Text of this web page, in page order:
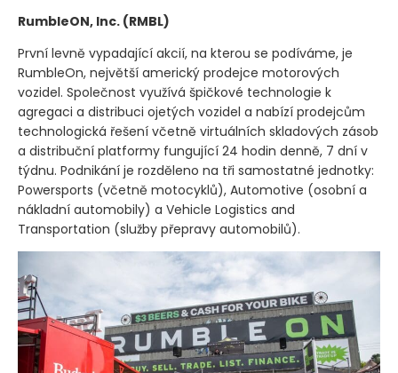
RumbleON, Inc. (RMBL)
První levně vypadající akcií, na kterou se podíváme, je
RumbleOn, největší americký prodejce motorových
vozidel. Společnost využívá špičkové technologie k
agregaci a distribuci ojetých vozidel a nabízí prodejcům
technologická řešení včetně virtuálních skladových zásob
a distribuční platformy fungující 24 hodin denně, 7 dní v
týdnu. Podnikání je rozděleno na tři samostatné jednotky:
Powersports (včetně motocyklů), Automotive (osobní a
nákladní automobily) a Vehicle Logistics and
Transportation (služby přepravy automobilů).